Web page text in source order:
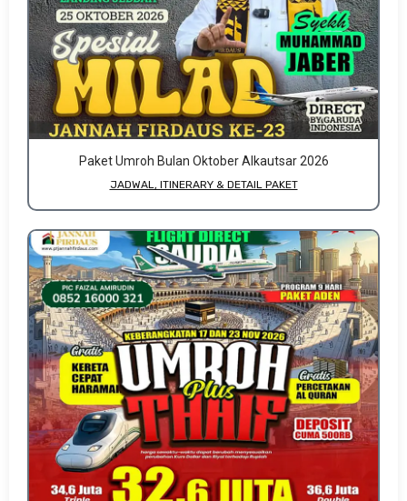
Paket Umroh Bulan Oktober Alkautsar 2026
JADWAL, ITINERARY & DETAIL PAKET